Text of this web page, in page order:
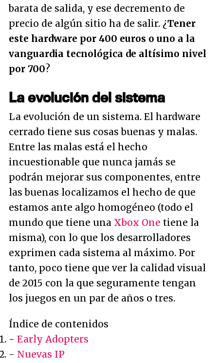
barata de salida, y ese decremento de
precio de algún sitio ha de salir. ¿Tener
este hardware por 400 euros o uno a la
vanguardia tecnológica de altísimo nivel
por 700?
La evolución del sistema
La evolución de un sistema. El hardware
cerrado tiene sus cosas buenas y malas.
Entre las malas está el hecho
incuestionable que nunca jamás se
podrán mejorar sus componentes, entre
las buenas localizamos el hecho de que
estamos ante algo homogéneo (todo el
mundo que tiene una Xbox One tiene la
misma), con lo que los desarrolladores
exprimen cada sistema al máximo. Por
tanto, poco tiene que ver la calidad visual
de 2015 con la que seguramente tengan
los juegos en un par de años o tres.
Índice de contenidos
- Early Adopters
- Nuevas IP